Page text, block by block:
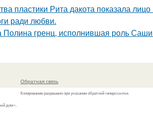
пластики Рита дакота показала
ради любви.
Полина гренц, исполнившая роль
дом»,
Обратная связь
Копирование разрешено при указании обратной гиперссылки.